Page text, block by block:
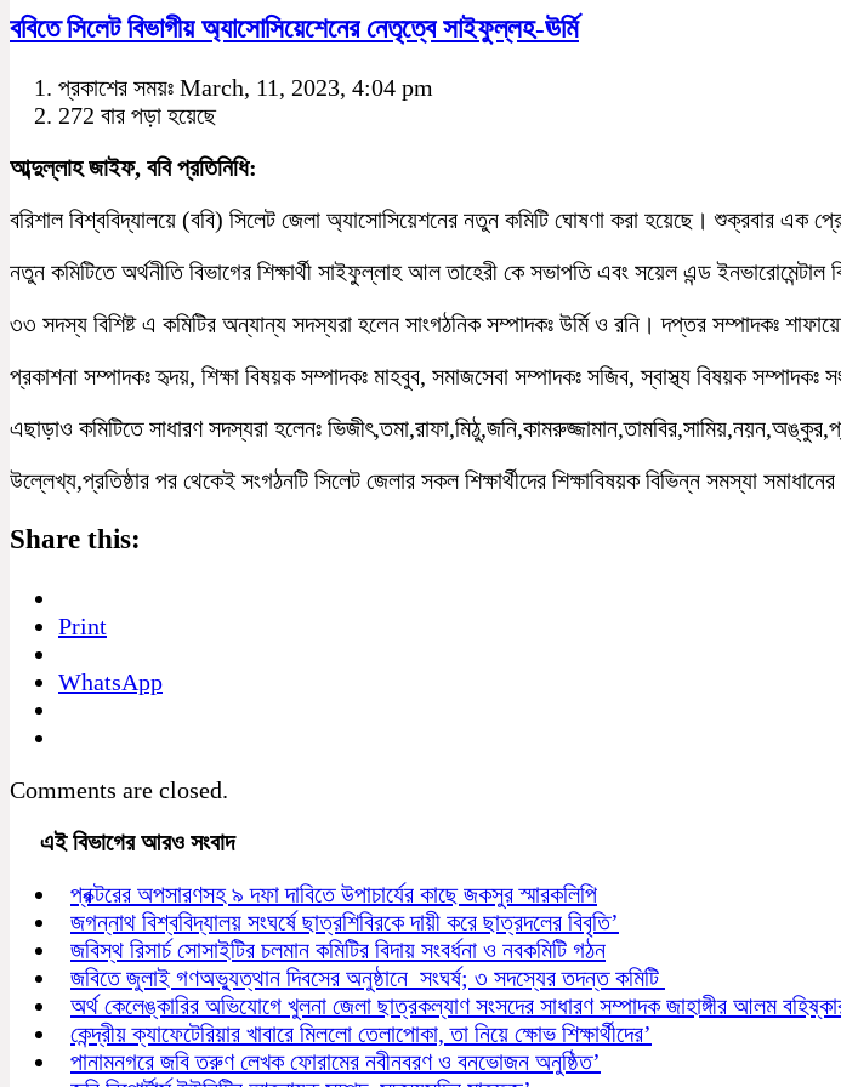
ববিতে সিলেট বিভাগীয় অ্যাসোসিয়েশেনের নেতৃত্বে সাইফুল্লহ-ঊর্মি
প্রকাশের সময়ঃ March, 11, 2023, 4:04 pm
272 বার পড়া হয়েছে
আব্দুল্লাহ জাইফ, ববি প্রতিনিধি:
বরিশাল বিশ্ববিদ্যালয়ে (ববি) সিলেট জেলা অ্যাসোসিয়েশনের নতুন কমিটি ঘোষণা করা হয়েছে। শুক্রবার এক
নতুন কমিটিতে অর্থনীতি বিভাগের শিক্ষার্থী সাইফুল্লাহ আল তাহেরী কে সভাপতি এবং সয়েল এন্ড ইনভারোমেন্টাল
৩৩ সদস্য বিশিষ্ট এ কমিটির অন্যান্য সদস্যরা হলেন সাংগঠনিক সম্পাদকঃ উর্মি ও রনি। দপ্তর সম্পাদকঃ
প্রকাশনা সম্পাদকঃ হৃদয়, শিক্ষা বিষয়ক সম্পাদকঃ মাহবুব, সমাজসেবা সম্পাদকঃ সজিব, স্বাস্থ্য বিষয়ক সম্পাদকঃ
এছাড়াও কমিটিতে সাধারণ সদস্যরা হলেনঃ
উল্লেখ্য,প্রতিষ্ঠার পর থেকেই সংগঠনটি সিলেট জেলার সকল শিক্ষার্থীদের শিক্ষাবিষয়ক বিভিন্ন সমস্যা
Share this:
Print
WhatsApp
Comments are closed.
এই বিভাগের আরও সংবাদ
প্রক্টরের অপসারণসহ ৯ দফা দাবিতে উপাচার্যের কাছে জকসুর স্মারকলিপি
জগন্নাথ বিশ্ববিদ্যালয় সংঘর্ষে ছাত্রশিবিরকে দায়ী করে ছাত্রদলের বিবৃতি’
জবিস্থ রিসার্চ সোসাইটির চলমান কমিটির বিদায় সংবর্ধনা ও নবকমিটি গঠন
জবিতে জুলাই গণঅভ্যুত্থান দিবসের অনুষ্ঠানে সংঘর্ষ; ৩ সদস্যের তদন্ত কমিটি
অর্থ কেলেঙ্কারির অভিযোগে খুলনা জেলা ছাত্রকল্যাণ সংসদের সাধারণ সম্পাদক জাহাঙ্গীর আলম
কেন্দ্রীয় ক্যাফেটেরিয়ার খাবারে মিললো তেলাপোকা, তা নিয়ে ক্ষোভ শিক্ষার্থীদের’
পানামনগরে জবি তরুণ লেখক ফোরামের নবীনবরণ ও বনভোজন অনুষ্ঠিত’